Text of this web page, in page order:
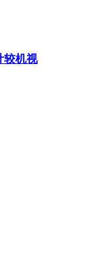
较机视